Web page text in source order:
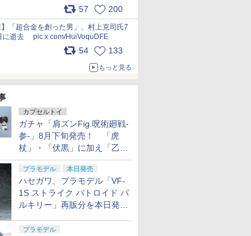
り下ろし】 pic.x.com/3rPjsfk7qZ
57 200
】「超合金を創った男」、村上克司氏7
月20日に逝去 pic.x.com/HuiVoquDFE
54 133
もっと見る
カプセルトイ
ガチャ「肩ズンFig.呪術廻戦-
参-」8月下旬発売！ 「虎
杖」・「伏黒」に加え「乙
骨」・「脹相」がラインナッ
プ
プラモデル 本日発売
ハセガワ、プラモデル「VF-
1S ストライク バトロイド バ
ルキリー」再販分を本日発
プラモデル